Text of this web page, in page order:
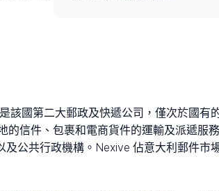
該國第二大郵政及快遞公司，僅次於國有
的信件、包裹和電商貨件的運輸及派遞服
公共行政機構。Nexive 佔意大利郵件市